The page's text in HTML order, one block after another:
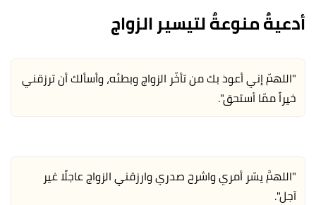
أدعيةٌ منوعةٌ لتيسير الزواج
"اللهمّ إني أعوذ بك من تأخّر الزواج وبطئه، وأسألك أن ترزقني
خيراً ممّا أستحق".
"اللهمَّ يسّر أمري واشرح صدري وارزقني الزواج عاجلًا غير
آجل".